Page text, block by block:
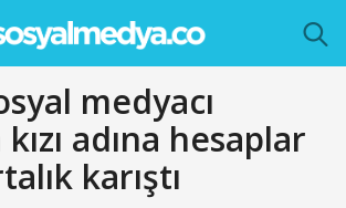
medyacı
kızı adına hesaplar
karıştı